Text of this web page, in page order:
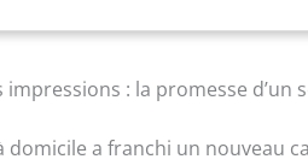
lumière. Notre
précise du
clés pour les
Technologie de
: la promesse d’un
domicile a franchi un nouveau